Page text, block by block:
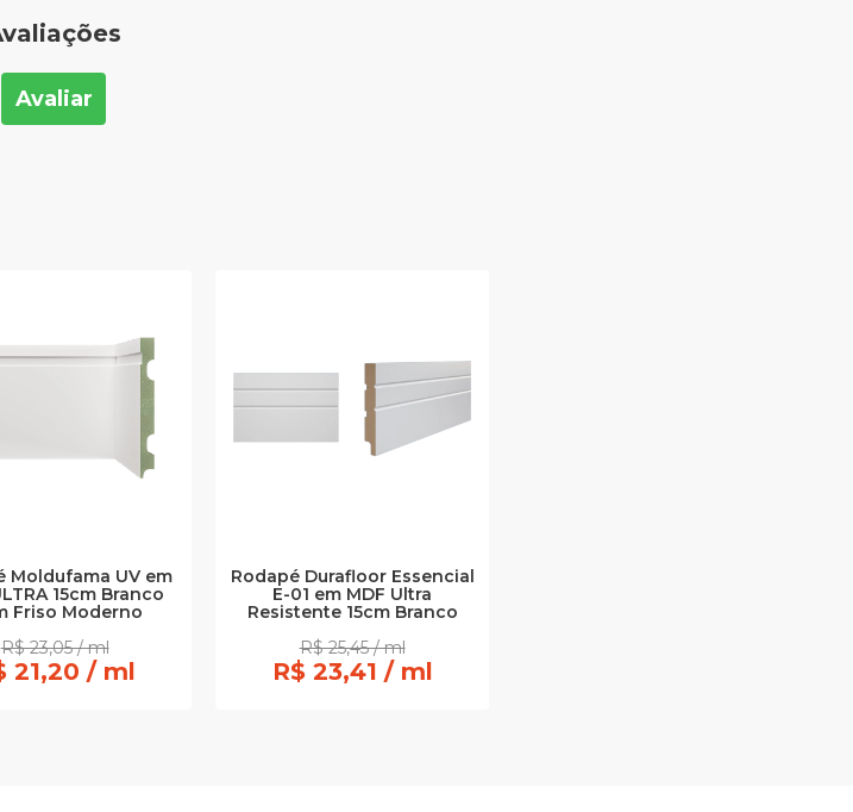
Avaliar
Moldufama UV em
15cm Branco
Friso Moderno
R$ 23,05 / ml
21,20 / ml
Rodapé Durafloor Essencial
E-01 em MDF Ultra
Resistente 15cm Branco
R$ 25,45 / ml
R$ 23,41 / ml